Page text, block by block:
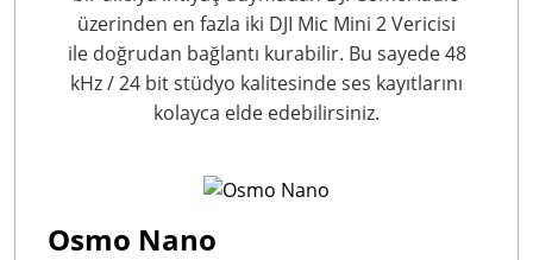
üzerinden en fazla iki DJI Mic Mini 2 Vericisi
ile doğrudan bağlantı kurabilir. Bu sayede 48
kHz / 24 bit stüdyo kalitesinde ses kayıtlarını
kolayca elde edebilirsiniz.
Osmo Nano